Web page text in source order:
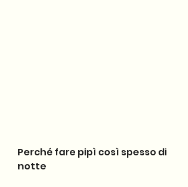
Perché fare pipì così spesso di
notte